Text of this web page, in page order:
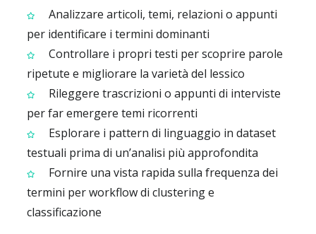
Analizzare articoli, temi, relazioni o appunti
per identificare i termini dominanti
Controllare i propri testi per scoprire parole
ripetute e migliorare la varietà del lessico
Rileggere trascrizioni o appunti di interviste
per far emergere temi ricorrenti
Esplorare i pattern di linguaggio in dataset
testuali prima di un’analisi più approfondita
Fornire una vista rapida sulla frequenza dei
termini per workflow di clustering e
classificazione